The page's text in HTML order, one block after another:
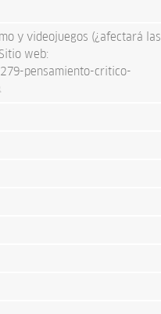
y videojuegos (¿afectará las
web:
pensamiento-critico-